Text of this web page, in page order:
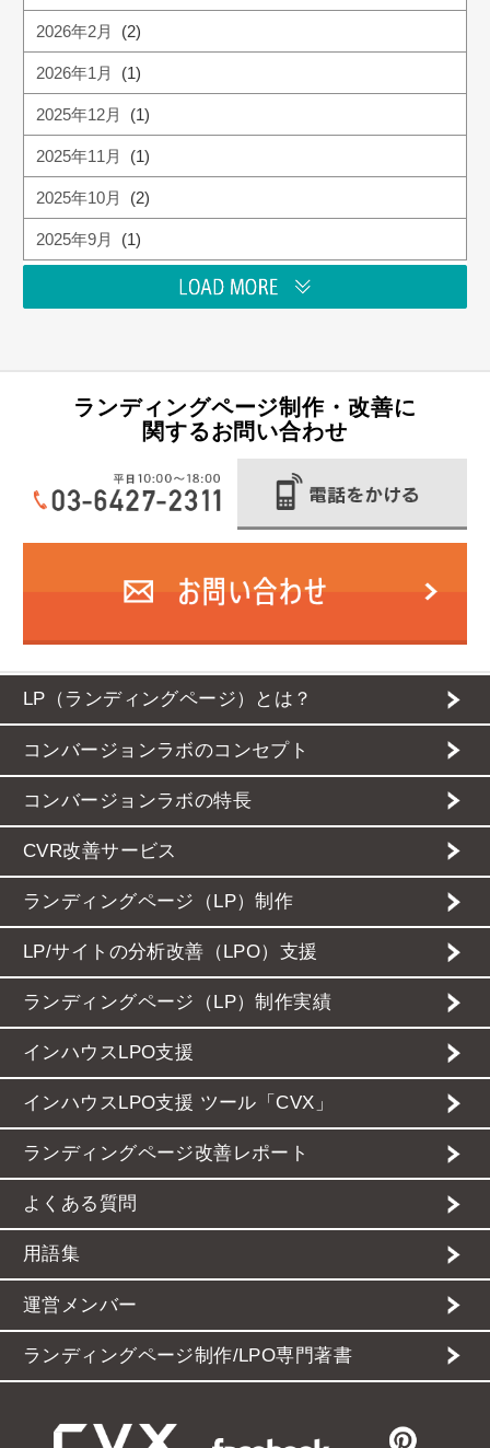
2026年2月 (2)
2026年1月 (1)
2025年12月 (1)
2025年11月 (1)
2025年10月 (2)
2025年9月 (1)
ランディングページ制作・改善に
関するお問い合わせ
LP（ランディングページ）とは？
コンバージョンラボのコンセプト
コンバージョンラボの特長
CVR改善サービス
ランディングページ（LP）制作
LP/サイトの分析改善（LPO）支援
ランディングページ（LP）制作実績
インハウスLPO支援
インハウスLPO支援 ツール「CVX」
ランディングページ改善レポート
よくある質問
用語集
運営メンバー
ランディングページ制作/LPO専門著書